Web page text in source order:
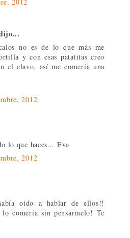
no es de lo que más me
y con esas patatitas creo
el clavo, así me comería una
2012
lo que haces... Eva
2012
oido a hablar de ellos!!
comería sin pensarmelo! Te